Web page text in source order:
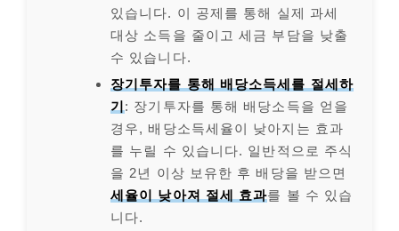
있습니다. 이 공제를 통해 실제 과세
대상 소득을 줄이고 세금 부담을 낮출
수 있습니다.
장기투자를 통해 배당소득세를 절세하
기 : 장기투자를 통해 배당소득을 얻을
경우, 배당소득세율이 낮아지는 효과
를 누릴 수 있습니다. 일반적으로 주식
을 2년 이상 보유한 후 배당을 받으면
세율이 낮아져 절세 효과를 볼 수 있습
니다.